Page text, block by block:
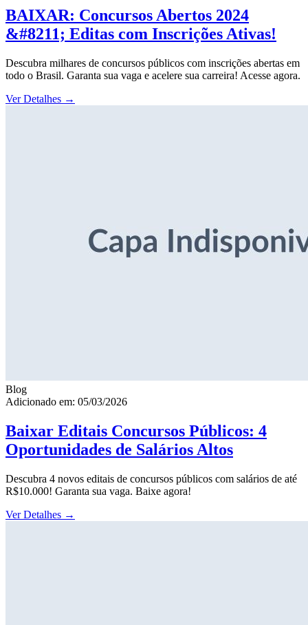
BAIXAR: Concursos Abertos 2024
&#8211; Editas com Inscrições Ativas!
Descubra milhares de concursos públicos com inscrições abertas em
todo o Brasil. Garanta sua vaga e acelere sua carreira! Acesse agora.
Ver Detalhes →
Blog
Adicionado em: 05/03/2026
Baixar Editais Concursos Públicos: 4
Oportunidades de Salários Altos
Descubra 4 novos editais de concursos públicos com salários de até
R$10.000! Garanta sua vaga. Baixe agora!
Ver Detalhes →